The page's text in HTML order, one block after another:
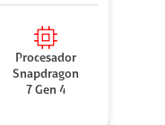
Procesador
Snapdragon
7 Gen 4